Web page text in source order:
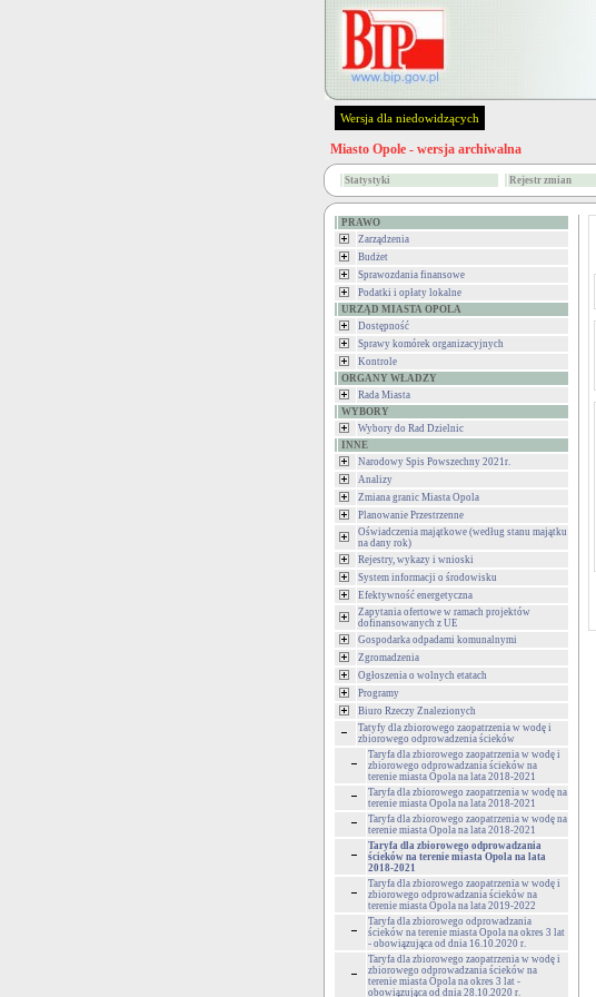
Wersja dla niedowidzących
Miasto Opole - wersja archiwalna
Statystyki Rejestr zmian
PRAWO
Zarządzenia
Budżet
Sprawozdania finansowe
Podatki i opłaty lokalne
URZĄD MIASTA OPOLA
Dostępność
Sprawy komórek organizacyjnych
Kontrole
ORGANY WŁADZY
Rada Miasta
WYBORY
Wybory do Rad Dzielnic
INNE
Narodowy Spis Powszechny 2021r.
Analizy
Zmiana granic Miasta Opola
Planowanie Przestrzenne
Oświadczenia majątkowe (według stanu majątku
na dany rok)
Rejestry, wykazy i wnioski
System informacji o środowisku
Efektywność energetyczna
Zapytania ofertowe w ramach projektów
dofinansowanych z UE
Gospodarka odpadami komunalnymi
Zgromadzenia
Ogłoszenia o wolnych etatach
Programy
Biuro Rzeczy Znalezionych
Tatyfy dla zbiorowego zaopatrzenia w wodę i
zbiorowego odprowadzenia ścieków
Taryfa dla zbiorowego zaopatrzenia w wodę i
zbiorowego odprowadzania ścieków na
terenie miasta Opola na lata 2018-2021
Taryfa dla zbiorowego zaopatrzenia w wodę na
terenie miasta Opola na lata 2018-2021
Taryfa dla zbiorowego zaopatrzenia w wodę na
terenie miasta Opola na lata 2018-2021
Taryfa dla zbiorowego odprowadzania
ścieków na terenie miasta Opola na lata
2018-2021
Taryfa dla zbiorowego zaopatrzenia w wodę i
zbiorowego odprowadzania ścieków na
terenie miasta Opola na lata 2019-2022
Taryfa dla zbiorowego odprowadzania
ścieków na terenie miasta Opola na okres 3 lat
- obowiązująca od dnia 16.10.2020 r.
Taryfa dla zbiorowego zaopatrzenia w wodę i
zbiorowego odprowadzania ścieków na
terenie miasta Opola na okres 3 lat -
obowiązująca od dnia 28.10.2020 r.